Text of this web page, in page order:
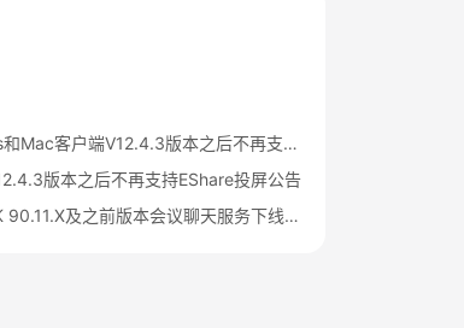
华为云会议Windows和Mac客户端V12.4.3版本之后不再支持IdeaShare投屏公告
版本之后不再支持EShare投屏公告
华为云会议App SDK 90.11.X及之前版本会议聊天服务下线公告